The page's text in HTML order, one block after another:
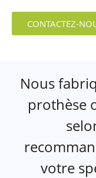
CONTACTEZ-
Nous
prothèse
votre